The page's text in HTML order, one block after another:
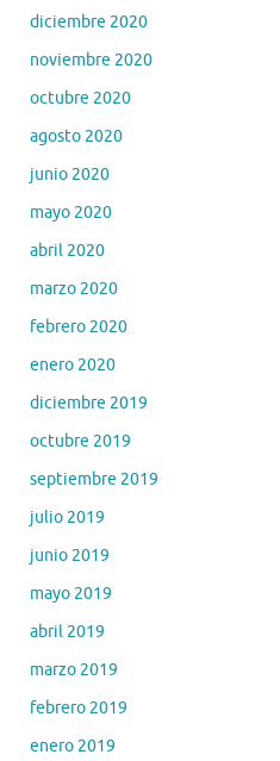
diciembre 2020
noviembre 2020
octubre 2020
agosto 2020
junio 2020
mayo 2020
abril 2020
marzo 2020
febrero 2020
enero 2020
diciembre 2019
octubre 2019
septiembre 2019
julio 2019
junio 2019
mayo 2019
abril 2019
marzo 2019
febrero 2019
enero 2019